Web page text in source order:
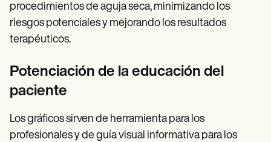
procedimientos de aguja seca, minimizando los
riesgos potenciales y mejorando los resultados
terapéuticos.
Potenciación de la educación del
paciente
Los gráficos sirven de herramienta para los
profesionales y de guía visual informativa para los